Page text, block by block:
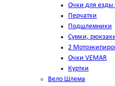
Очки для езды
Перчатки
Подшлемники
Сумки,
2
Очки VEMAR
Куртки
Вело Шлема